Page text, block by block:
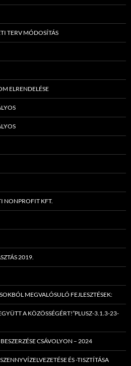
TERV MÓDOSÍTÁS
ELRENDELÉSE
NONPROFIT KFT.
2019.
MEGVALÓSULÓ FEJLESZTÉSEK:
A KÖZÖSSÉGÉRT!”PLUSZ-3.1.3-23-
CSÁVOLYON – 2024
ÉS -TISZTÍTÁSA